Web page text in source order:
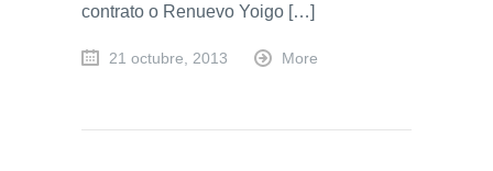
contrato o Renuevo Yoigo […]
21 octubre, 2013 More